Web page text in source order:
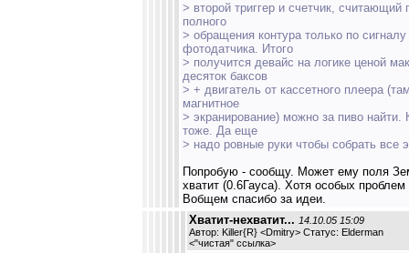
> второй триггер и счетчик, считающий
полного
> обращения контура только по сигналу
фотодатчика. Итого
> получится девайс на логике ценой
десяток баксов
> + двигатель от кассетного плеера
магнитное
> экранирование) можно за пиво найти.
тоже. Да еще
> надо ровные руки чтобы собрать все
Попробую - сообщу. Может ему поля
хватит (0.6Гауса). Хотя особых
Вобщем спасибо за идеи.
Хватит-нехватит... 14.10.05 15:09
Автор: Killer{R} <Dmitry> Статус: Elderman
<"чистая" ссылка>